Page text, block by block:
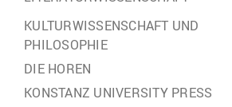
KULTURWISSENSCHAFT UND
PHILOSOPHIE
DIE HOREN
KONSTANZ UNIVERSITY PRESS